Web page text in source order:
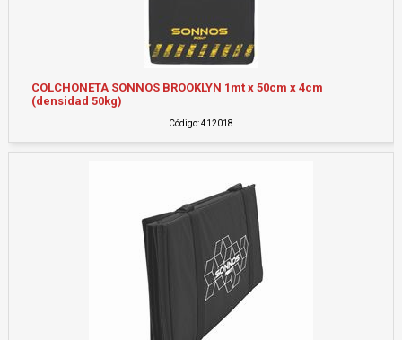
COLCHONETA SONNOS BROOKLYN 1mt x 50cm x 4cm
(densidad 50kg)
Código: 412018